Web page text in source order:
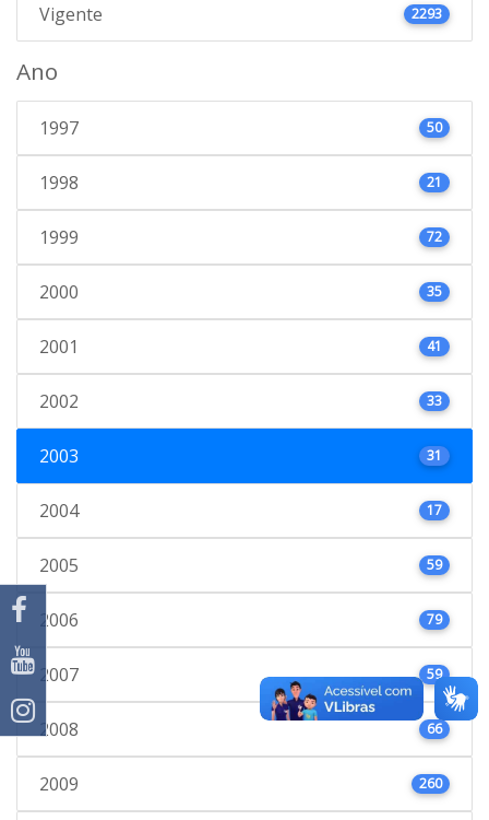
Vigente 2293
Ano
1997 50
1998 21
1999 72
2000 35
2001 41
2002 33
2003 31
2004 17
2005 59
2006 79
2007 59
2008 66
2009 260